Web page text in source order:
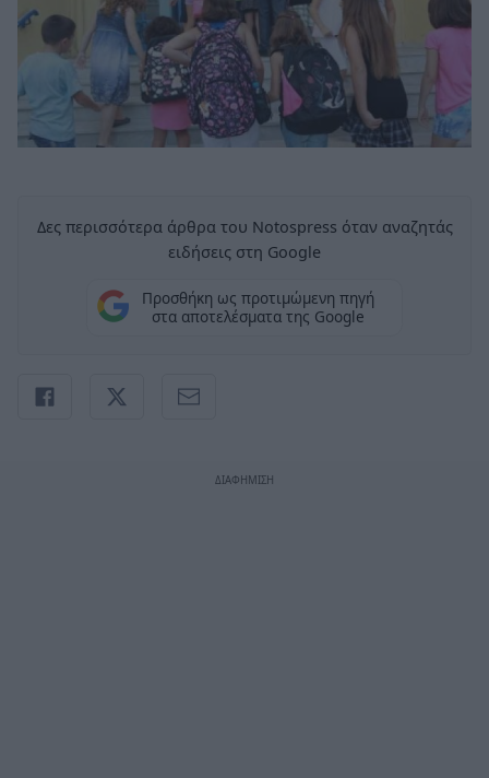
Δες περισσότερα άρθρα του Notospress όταν αναζητάς
ειδήσεις στη Google
Προσθήκη ως προτιμώμενη πηγή
στα αποτελέσματα της Google